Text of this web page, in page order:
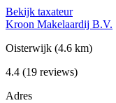
Bekijk taxateur
Kroon Makelaardij B.V.
Oisterwijk (4.6 km)
4.4 (19 reviews)
Adres